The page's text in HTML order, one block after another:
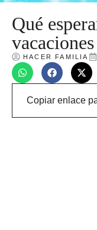
Qué
vacaciones
HACER FAMILIA
Copiar enlace